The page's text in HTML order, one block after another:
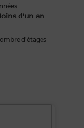
d'un an
d'étages